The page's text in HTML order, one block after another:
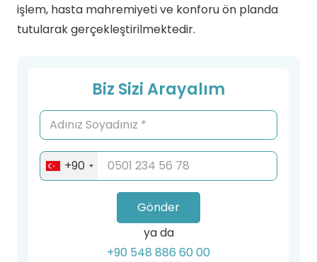
işlem, hasta mahremiyeti ve konforu ön planda
tutularak gerçekleştirilmektedir.
Biz Sizi Arayalım
+90
Gönder
ya da
+90 548 886 60 00